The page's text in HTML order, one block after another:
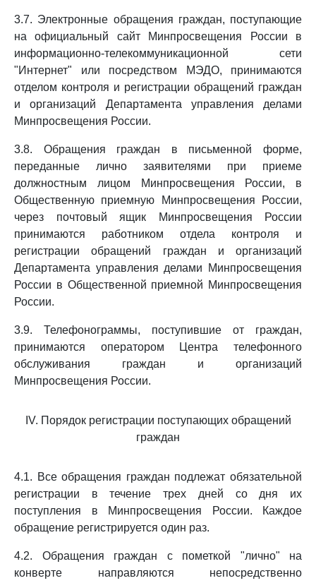
3.7. Электронные обращения граждан, поступающие
на официальный сайт Минпросвещения России в
информационно-телекоммуникационной сети
"Интернет" или посредством МЭДО, принимаются
отделом контроля и регистрации обращений граждан
и организаций Департамента управления делами
Минпросвещения России.
3.8. Обращения граждан в письменной форме,
переданные лично заявителями при приеме
должностным лицом Минпросвещения России, в
Общественную приемную Минпросвещения России,
через почтовый ящик Минпросвещения России
принимаются работником отдела контроля и
регистрации обращений граждан и организаций
Департамента управления делами Минпросвещения
России в Общественной приемной Минпросвещения
России.
3.9. Телефонограммы, поступившие от граждан,
принимаются оператором Центра телефонного
обслуживания граждан и организаций
Минпросвещения России.
IV. Порядок регистрации поступающих обращений
граждан
4.1. Все обращения граждан подлежат обязательной
регистрации в течение трех дней со дня их
поступления в Минпросвещения России. Каждое
обращение регистрируется один раз.
4.2. Обращения граждан с пометкой "лично" на
конверте направляются непосредственно